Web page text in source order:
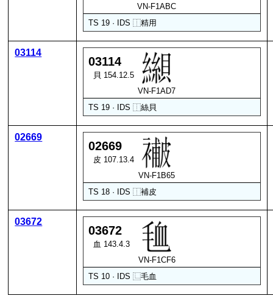
VN-F1ABC
TS 19 · IDS⿰精用
03114
03114
貝 154.12.5
VN-F1AD7
TS 19 · IDS⿰絲貝
02669
02669
皮 107.13.4
VN-F1B65
TS 18 · IDS⿰補皮
03672
03672
血 143.4.3
VN-F1CF6
TS 10 · IDS⿺毛血